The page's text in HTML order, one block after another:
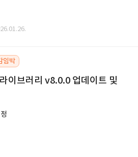
임박
이브러리 v8.0.0 업데이트 및